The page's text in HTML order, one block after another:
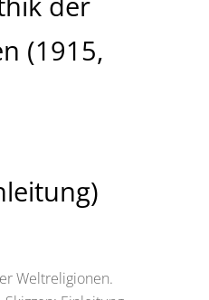
(1915,
Weltreligionen.